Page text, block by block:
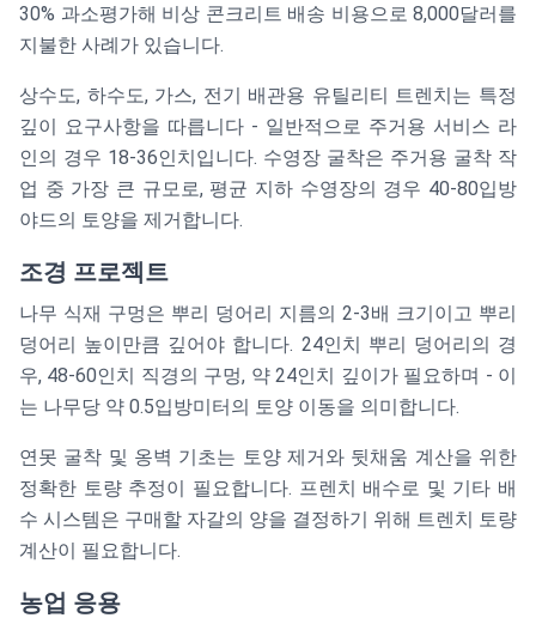
30% 과소평가해 비상 콘크리트 배송 비용으로 8,000달러를
지불한 사례가 있습니다.
상수도, 하수도, 가스, 전기 배관용 유틸리티 트렌치는 특정
깊이 요구사항을 따릅니다 - 일반적으로 주거용 서비스 라
인의 경우 18-36인치입니다. 수영장 굴착은 주거용 굴착 작
업 중 가장 큰 규모로, 평균 지하 수영장의 경우 40-80입방
야드의 토양을 제거합니다.
조경 프로젝트
나무 식재 구멍은 뿌리 덩어리 지름의 2-3배 크기이고 뿌리
덩어리 높이만큼 깊어야 합니다. 24인치 뿌리 덩어리의 경
우, 48-60인치 직경의 구멍, 약 24인치 깊이가 필요하며 - 이
는 나무당 약 0.5입방미터의 토양 이동을 의미합니다.
연못 굴착 및 옹벽 기초는 토양 제거와 뒷채움 계산을 위한
정확한 토량 추정이 필요합니다. 프렌치 배수로 및 기타 배
수 시스템은 구매할 자갈의 양을 결정하기 위해 트렌치 토량
계산이 필요합니다.
농업 응용